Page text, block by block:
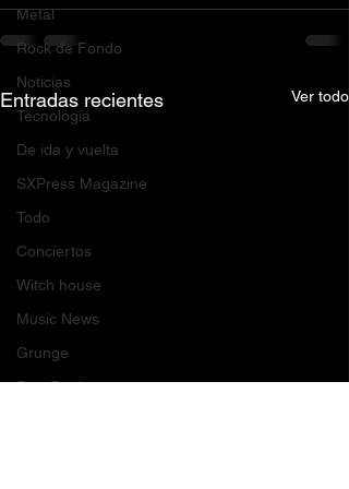
Metal
Rock de Fondo
Noticias
Tecnología
De ida y vuelta
SXPress Magazine
Todo
Conciertos
Witch house
Music News
Grunge
Post Punk
Entradas recientes Ver todo